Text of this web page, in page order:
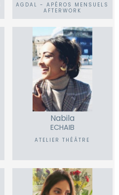
AGDAL - APÉROS MENSUELS
AFTERWORK
Nabila
ECHAIB
ATELIER THÉÂTRE